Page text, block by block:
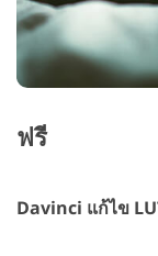
ฟรี
Davinci แก้ไข